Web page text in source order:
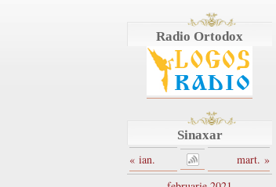
Radio Ortodox
Sinaxar
« ian.
mart. »